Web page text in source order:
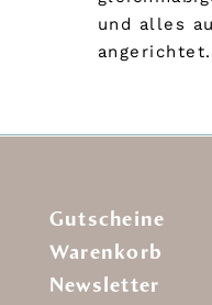
und alles
angerichtet.
Gutscheine
Warenkorb
Newsletter